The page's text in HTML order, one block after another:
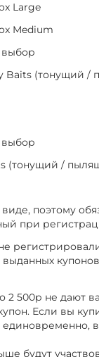
Large
Medium
выбор
Baits (тонущий
выбор
(тонущий /
поэтому
при
выданных
500р не дают
Если вы
будут